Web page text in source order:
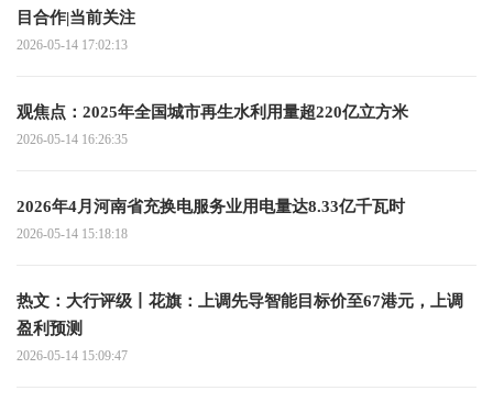
目合作|当前关注
2026-05-14 17:02:13
观焦点：2025年全国城市再生水利用量超220亿立方米
2026-05-14 16:26:35
2026年4月河南省充换电服务业用电量达8.33亿千瓦时
2026-05-14 15:18:18
热文：大行评级丨花旗：上调先导智能目标价至67港元，上调
盈利预测
2026-05-14 15:09:47